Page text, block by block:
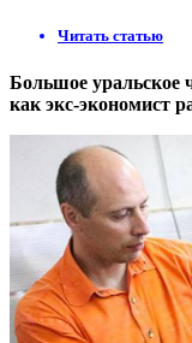
Читать статью
Большое уральское
как экс-экономист